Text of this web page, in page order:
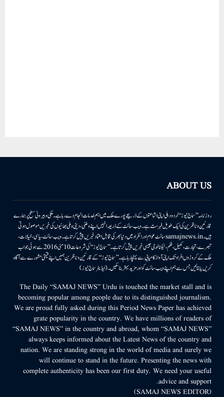
ABOUT US
روزنامہ ’’سماج نیوز‘‘ اُردو دہلی اپنی اشاعتوں کے ذریعے پورے ملک میں اہم خدمات انجام دے رہا ہے۔ ملکی وبیرونی سطح پر ہمارے
قارئین وناظرین کی ایک طویل فہرست ہے۔ ویب سائٹ کے ذریعہ انہیں اپنے وطنی، دینی وملی بھائیوں کی خبریں موصول ہوتی
ہیں۔samajnews.inسائٹ عوام اور انفراد میں دنیا بھر کی قابل اعتماد خبریں پیش کرتا ہے۔ ویب سائٹ سیاسی، خیالات،
تبصرے، تجارت، کھیل، فلم، ٹیکنالوجی جیسی خبریں پیش کرتا ہے۔ ’’سماج نیوز‘‘ کی شروعات 10مئی 2016 سے ہوئی جو اب
ملک کے کروڑوں افراد تک اپنی آواز کامیابی سے پہنچا رہا ہے۔ ’’سماج نیوز‘‘ کے قارئین وناظرین ہمیں اپنے قیمتی مشورے سے آگاہ
کریں یا بتائیں جس سے ہم اپنے ویب سائٹ کو اور مزید بہتر بناسکیں۔ (ایڈیٹر سماج نیوز)
The Daily “SAMAJ NEWS” Urdu is touched the market stall and is
becoming popular among people due to its distinguished journalism.
We are proud fully asked during this Period News Paper has achieved
grate popularity in the country. We have millions of readers of
“SAMAJ NEWS” in the country and abroad, whom “SAMAJ NEWS”
always keeps informed about the Latest News of the country and
nation. We are standing strong in the world of media and surely we
will continue to stand in the future. Presenting the news with
complete authenticity has been our first duty. We need your useful
advice and support.
(SAMAJ NEWS EDITOR)